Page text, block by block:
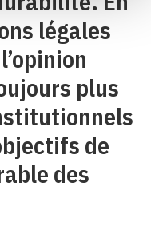
légales
plus
de
des